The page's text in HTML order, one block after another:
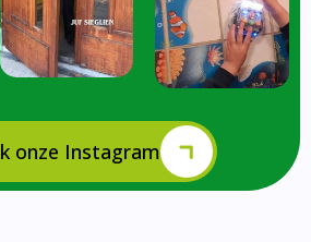
onze Instagram